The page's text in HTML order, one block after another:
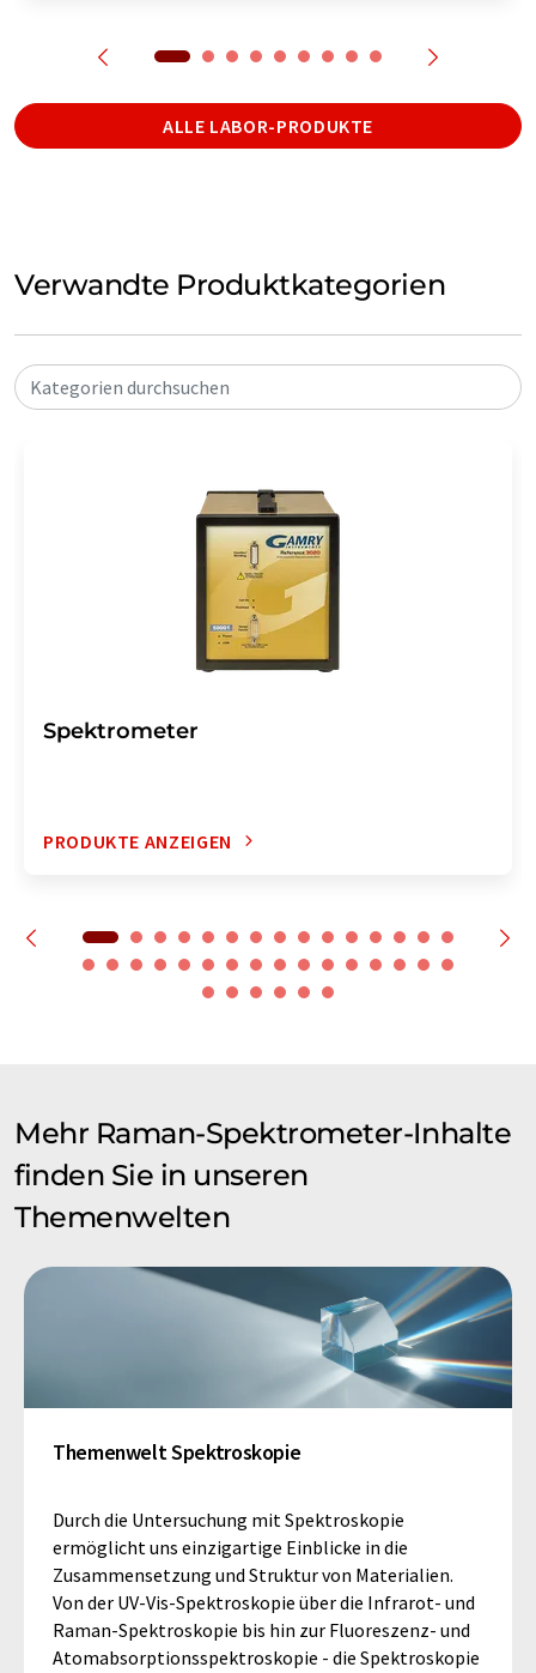
ALLE LABOR-PRODUKTE
Verwandte Produktkategorien
Kategorien durchsuchen
Spektrometer
PRODUKTE ANZEIGEN
Mehr Raman-Spektrometer-Inhalte
finden Sie in unseren
Themenwelten
Themenwelt Spektroskopie
Durch die Untersuchung mit Spektroskopie
ermöglicht uns einzigartige Einblicke in die
Zusammensetzung und Struktur von Materialien.
Von der UV-Vis-Spektroskopie über die Infrarot- und
Raman-Spektroskopie bis hin zur Fluoreszenz- und
Atomabsorptionsspektroskopie - die Spektroskopie